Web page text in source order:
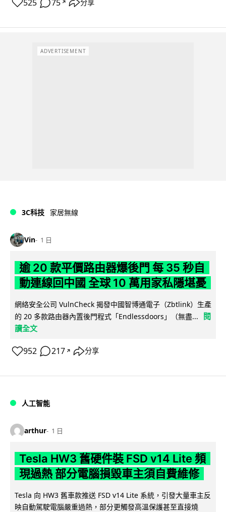
525 75 ↗ 分享
ADVERTISEMENT
3C科技 家居無線
Vin 1 日
逾 20 款平價路由器爆後門 每 35 秒自
動連線回中國 全球 10 萬用家私隱堪憂
網絡安全公司 VulnCheck 揭發中國智博通電子（Zbtlink）生產
的 20 多款路由器內置後門程式「Endlessdoors」（無盡...
閱
讀全文
952 217 ↗ 分享
人工智能
arthur 1 日
Tesla HW3 舊硬件裝 FSD v14 Lite 頻
現過熱 部分電腦損毀車主須自費維修
Tesla 向 HW3 舊車款推送 FSD v14 Lite 系統，引發大量車主反
映自動駕駛電腦嚴重過熱，部分更觸發高溫保護甚至直接燒